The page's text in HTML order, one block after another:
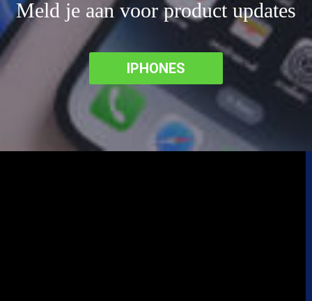
Meld je aan voor product updates
IPHONES